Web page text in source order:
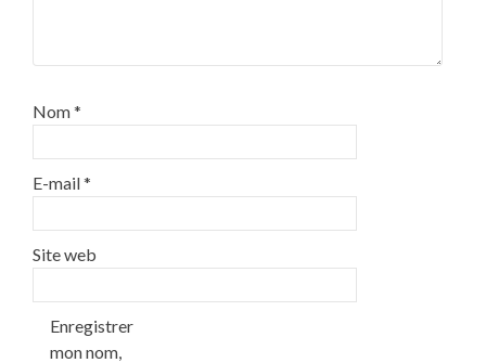
Nom*
E-mail*
Site web
Enregistrer
mon nom,